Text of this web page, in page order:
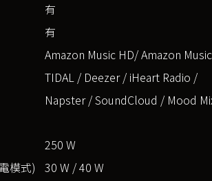
有
有
Amazon Music HD/ Amazon
TIDAL / Deezer / iHeart Radio /
Napster / SoundCloud / Mood
250 W
模式)
30 W / 40 W